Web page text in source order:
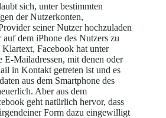
sich, unter bestimmten
der Nutzerkonten,
seiner Nutzer hochzuladen
dem iPhone des Nutzers zu
Facebook hat unter
Mailadressen, mit denen oder
in Kontakt getreten ist und es
aus dem Smartphone des
Aber aus dem
geht natürlich hervor, dass
Form dazu eingewilligt